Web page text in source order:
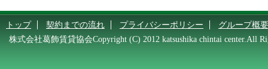
トップ 契約までの流れ プライバシーポリシー
グループ概要
株式会社葛飾賃貸協会Copyright (C) 2012 katsushika chintai center.All